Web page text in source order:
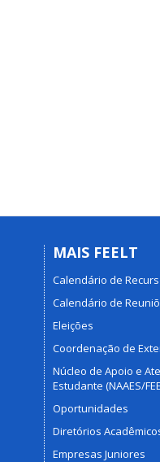
MAIS FEELT
Calendário de
Calendário de
Eleições
Coordenação de
Núcleo de Apoio e
Estudante (NAAES/
Oportunidades
Diretórios
Empresas Juniores